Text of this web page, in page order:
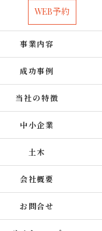
WEB予約
事業内容
成功事例
当社の特徴
中小企業
土木
会社概要
お問合せ